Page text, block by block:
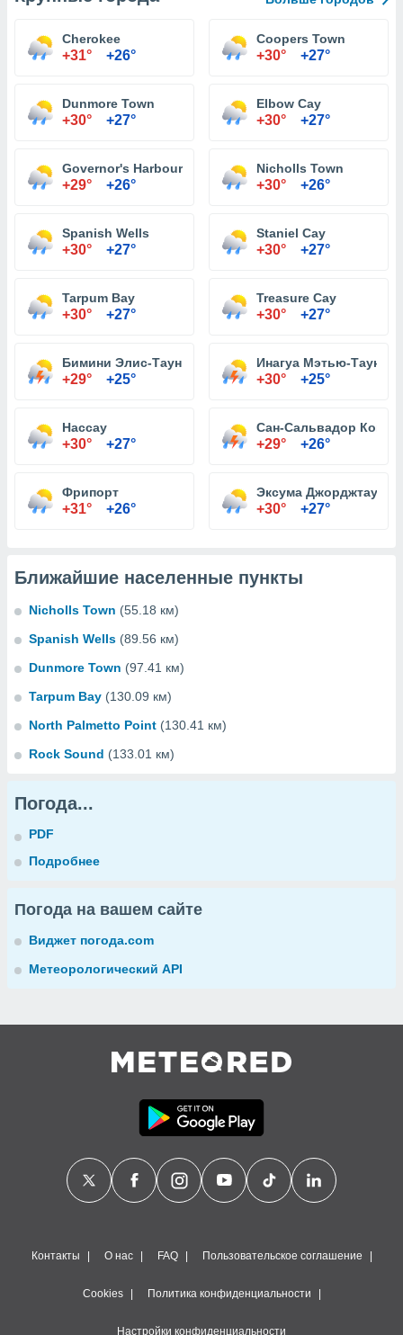
Cherokee
+31° +26°
Coopers Town
+30° +27°
Dunmore Town
+30° +27°
Elbow Cay
+30° +27°
Governor's Harbour
+29° +26°
Nicholls Town
+30° +26°
Spanish Wells
+30° +27°
Staniel Cay
+30° +27°
Tarpum Bay
+30° +27°
Treasure Cay
+30° +27°
Бимини Элис-Таун
+29° +25°
Инагуа Мэтью-Таун
+30° +25°
Нассау
+30° +27°
Сан-Сальвадор
+29° +26°
Фрипорт
+31° +26°
Эксума Джорджтаун
+30° +27°
Ближайшие населенные пункты
Nicholls Town (55.18 км)
Spanish Wells (89.56 км)
Dunmore Town (97.41 км)
Tarpum Bay (130.09 км)
North Palmetto Point (130.41 км)
Rock Sound (133.01 км)
Погода...
PDF
Подробнее
Погода на вашем сайте
Виджет погода.com
Метеорологический API
Контакты О нас FAQ Пользовательское соглашение
Cookies Политика конфиденциальности
Настройки конфиденциальности